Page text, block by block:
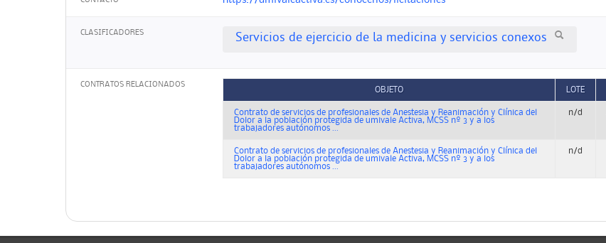
CLASIFICADORES Servicios de ejercicio de la medicina y servicios conexos
CONTRATOS RELACIONADOS
OBJETO LOTE
Contrato de servicios de profesionales de Anestesia y Reanimación y Clínica del
Dolor a la población protegida de umivale Activa, MCSS nº 3 y a los
trabajadores autónomos ...
n/d
Contrato de servicios de profesionales de Anestesia y Reanimación y Clínica del
Dolor a la población protegida de umivale Activa, MCSS nº 3 y a los
trabajadores autónomos ...
n/d